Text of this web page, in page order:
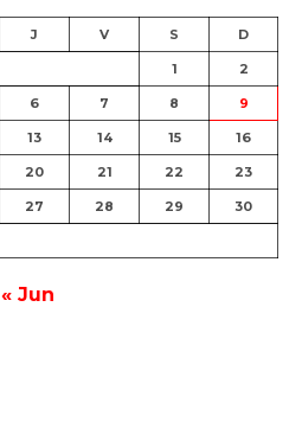
J V S D
1 2
6 7 8 9
13 14 15 16
20 21 22 23
27 28 29 30
« Jun